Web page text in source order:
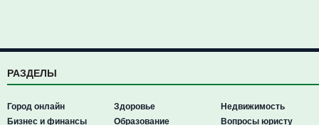
РАЗДЕЛЫ
Город онлайн
Бизнес и финансы
Здоровье
Образование
Недвижимость
Вопросы юристу